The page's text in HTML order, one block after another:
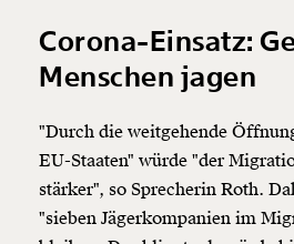
Corona-Einsatz:
Menschen jagen
"Durch die weitgehende
EU-Staaten" würde "der
stärker", so Sprecherin Roth.
"sieben Jägerkompanien im